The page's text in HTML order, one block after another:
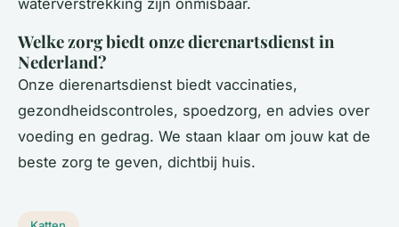
waterverstrekking zijn onmisbaar.
Welke zorg biedt onze dierenartsdienst in
Nederland?
Onze dierenartsdienst biedt vaccinaties,
gezondheidscontroles, spoedzorg, en advies over
voeding en gedrag. We staan klaar om jouw kat de
beste zorg te geven, dichtbij huis.